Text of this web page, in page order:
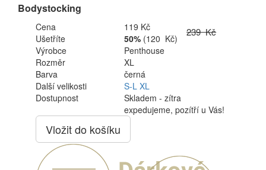
Bodystocking
Cena 239 Kč
119 Kč
Ušetříte
50% (120 Kč)
Výrobce
Penthouse
Rozměr
XL
Barva
černá
Další velikosti
S-L XL
Dostupnost
Skladem - zítra
expedujeme, pozítří u Vás!
Vložit do košíku